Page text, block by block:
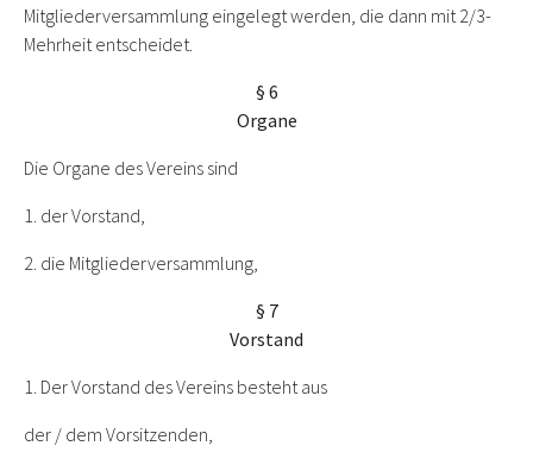
Mitgliederversammlung eingelegt werden, die dann mit 2/3-
Mehrheit entscheidet.
§ 6
Organe
Die Organe des Vereins sind
1. der Vorstand,
2. die Mitgliederversammlung,
§ 7
Vorstand
1. Der Vorstand des Vereins besteht aus
der / dem Vorsitzenden,